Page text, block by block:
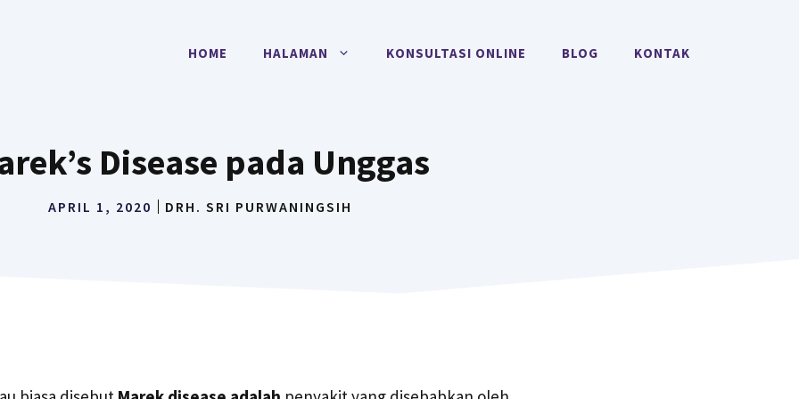
HOME HALAMAN KONSULTASI ONLINE BLOG KONTAK
Disease pada Unggas
APRIL 1, 2020 DRH. SRI PURWANINGSIH